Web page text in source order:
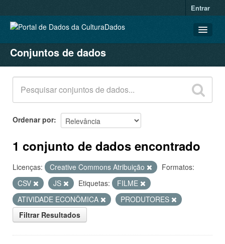
Entrar
CONJUNTOS DE DADOS
ORGANIZAÇÕES
GRUPOS
SOBRE
Conjuntos de dados
Ordenar por
1 conjunto de dados encontrado
Licenças: Creative Commons Atribuição
Formatos:
CSV
JS Etiquetas:
FILME
ATIVIDADE ECONÔMICA
PRODUTORES
Filtrar Resultados